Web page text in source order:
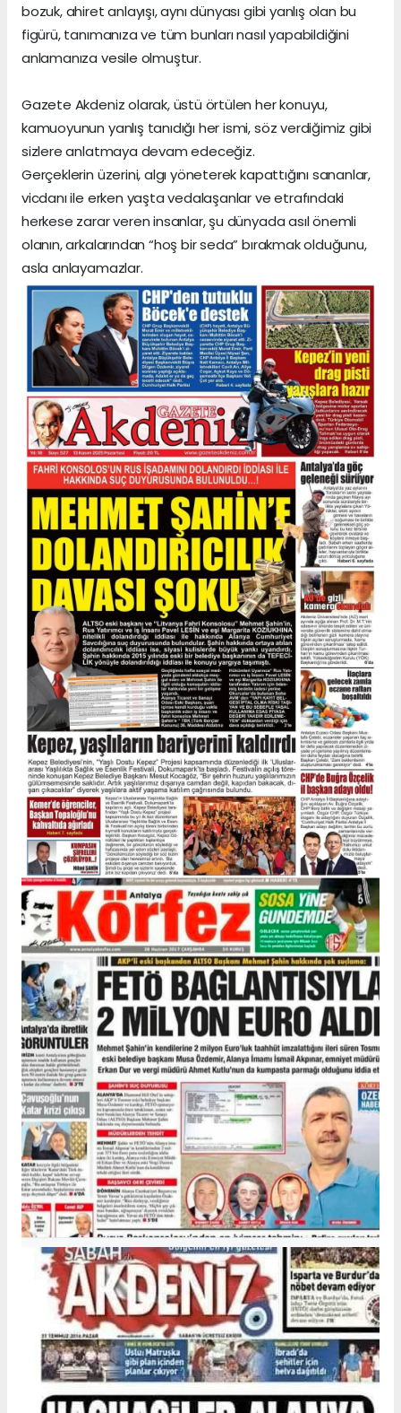
bozuk, ahiret anlayışı, aynı dünyası gibi yanlış olan bu
figürü, tanımanıza ve tüm bunları nasıl yapabildiğini
anlamanıza vesile olmuştur.
Gazete Akdeniz olarak, üstü örtülen her konuyu,
kamuoyunun yanlış tanıdığı her ismi, söz verdiğimiz gibi
sizlere anlatmaya devam edeceğiz.
Gerçeklerin üzerini, algı yöneterek kapattığını sananlar,
vicdanı ile erken yaşta vedalaşanlar ve etrafındaki
herkese zarar veren insanlar, şu dünyada asıl önemli
olanın, arkalarından “hoş bir seda” bırakmak olduğunu,
asla anlayamazlar.